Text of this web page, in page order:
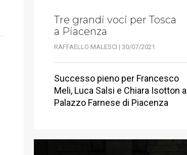
Tre grandi voci per Tosca
a Piacenza
RAFFAELLO MALESCI | 30/07/2021
Successo pieno per Francesco
Meli, Luca Salsi e Chiara Isotton al
Palazzo Farnese di Piacenza